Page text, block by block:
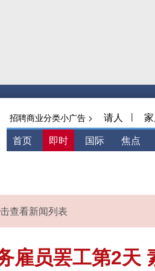
招聘商业分类小广告 > 请人 |
首页 即时 国际 焦点
查看新闻列表
雇员罢工第2天